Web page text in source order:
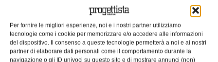
Per fornire le migliori esperienze, noi e i nostri partner utilizziamo
tecnologie come i cookie per memorizzare e/o accedere alle informazioni
del dispositivo. Il consenso a queste tecnologie permetterà a noi e ai nostri
partner di elaborare dati personali come il comportamento durante la
navigazione o gli ID univoci su questo sito e di mostrare annunci (non)
Packaging alimentare: mercato,
materiali e macchinari
Il packaging alimentare gode di ottima salute, come
confermano i dati Istituto Italiano Imballaggio: la